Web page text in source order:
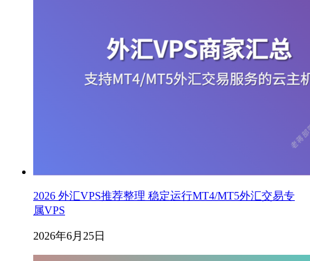
2026 外汇VPS推荐整理 稳定运行MT4/MT5外汇交易专
属VPS
2026年6月25日